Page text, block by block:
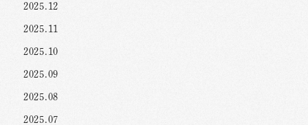
2025.12
2025.11
2025.10
2025.09
2025.08
2025.07